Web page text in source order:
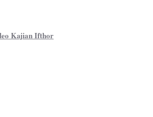
Kajian Ifthor